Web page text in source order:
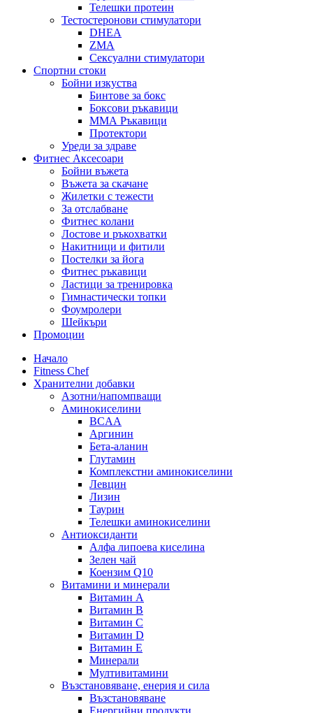
Телешки протеин
Тестостеронови стимулатори
DHEA
ZMA
Сексуални стимулатори
Спортни стоки
Бойни изкуства
Бинтове за бокс
Боксови ръкавици
ММА Ръкавици
Протектори
Уреди за здраве
Фитнес Аксесоари
Бойни въжета
Въжета за скачане
Жилетки с тежести
За отслабване
Фитнес колани
Лостове и ръкохватки
Накитници и фитили
Постелки за йога
Фитнес ръкавици
Ластици за тренировка
Гимнастически топки
Фоумролери
Шейкъри
Промоции
Начало
Fitness Chef
Хранителни добавки
Азотни/напомпващи
Аминокиселини
BCAA
Аргинин
Бета-аланин
Глутамин
Комплекстни аминокиселини
Левцин
Лизин
Таурин
Телешки аминокиселини
Антиоксиданти
Алфа липоева киселина
Зелен чай
Коензим Q10
Витамини и минерали
Витамин А
Витамин B
Витамин C
Витамин D
Витамин E
Минерали
Мултивитамини
Възстановяване, енерия и сила
Възстановяване
Енергийни продукти